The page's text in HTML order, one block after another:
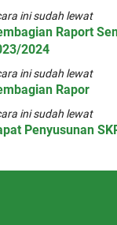
ini sudah lewat
Raport
2024
ini sudah lewat
Rapor
ini sudah lewat
Penyusunan